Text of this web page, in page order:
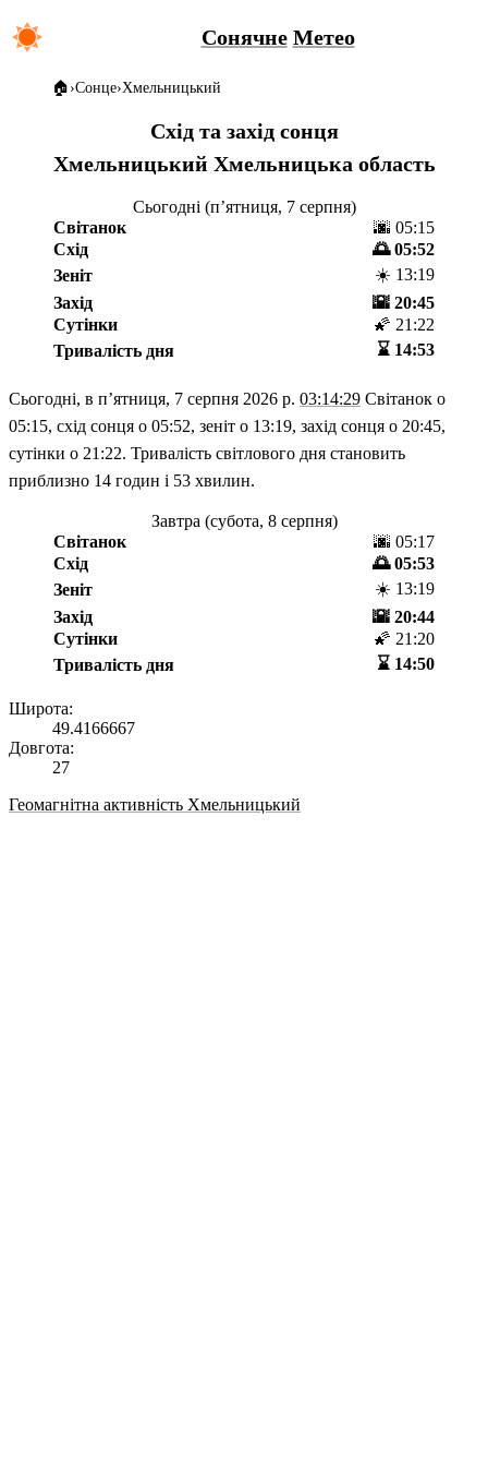
Сонячне Метео
🏠️ Сонце Хмельницький
Схід та захід сонця
Хмельницький Хмельницька область
Сьогодні (пʼятниця, 7 серпня)
Світанок
🌆 05:15
Схід
🌅 05:52
Зеніт
☀️ 13:19
Захід
🌇 20:45
Сутінки
🌠 21:22
Тривалість дня
⌛️ 14:53
Сьогодні, в пʼятниця, 7 серпня 2026 р. 03:14:29 Світанок о
05:15, схід сонця о 05:52, зеніт о 13:19, захід сонця о 20:45,
сутінки о 21:22. Тривалість світлового дня становить
приблизно 14 годин і 53 хвилин.
Завтра (субота, 8 серпня)
Світанок
🌆 05:17
Схід
🌅 05:53
Зеніт
☀️ 13:19
Захід
🌇 20:44
Сутінки
🌠 21:20
Тривалість дня
⌛️ 14:50
Широта:
49.4166667
Довгота:
27
Геомагнітна активність Хмельницький